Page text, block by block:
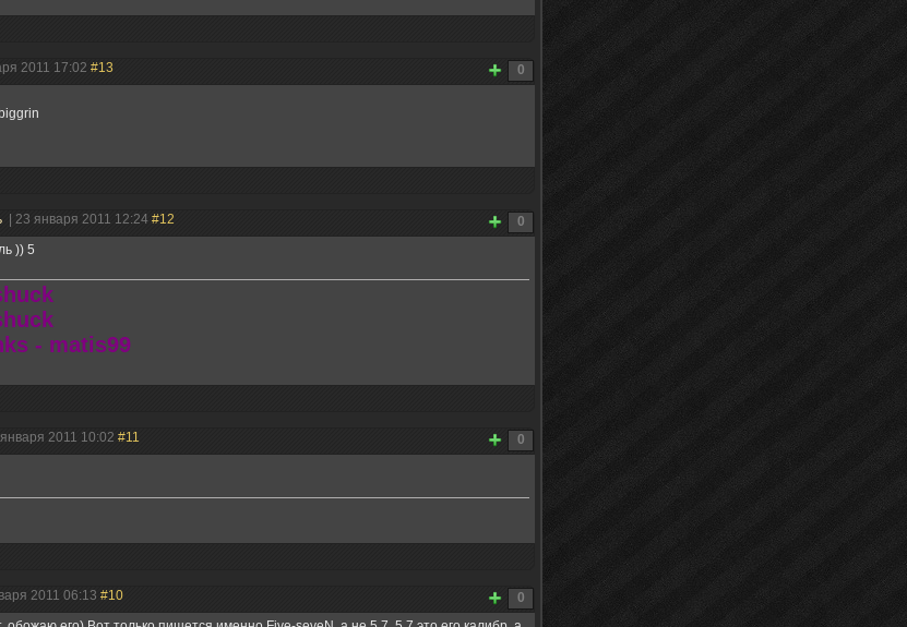
0
2011 17:02 #13
0
| 23 января 2011 12:24 #12
)) 5
- matis99
0
января 2011 10:02 #11
0
2011 06:13 #10